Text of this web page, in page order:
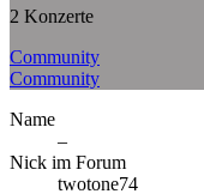
2 Konzerte
Community
Community
Name
–
Nick im Forum
twotone74